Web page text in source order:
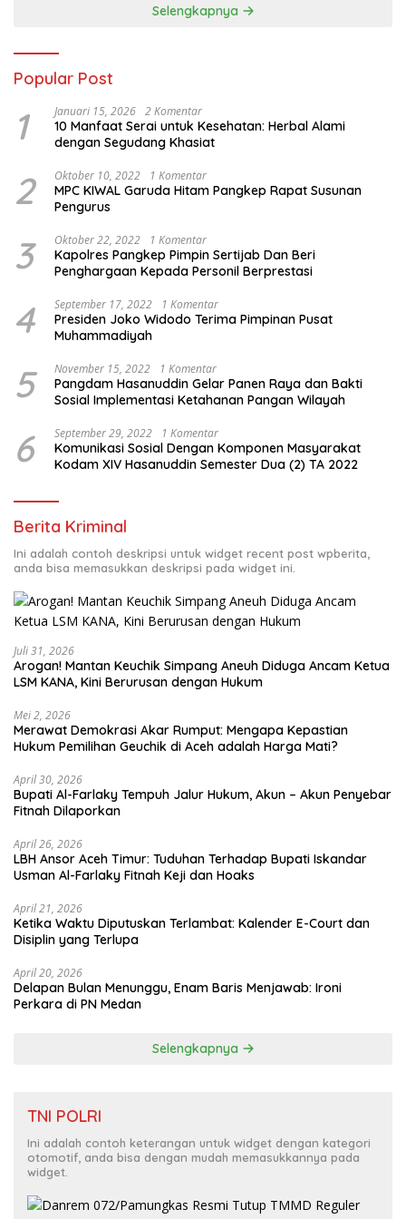
Selengkapnya
Popular Post
1 Januari 15, 2026 2 Komentar
10 Manfaat Serai untuk Kesehatan: Herbal Alami
dengan Segudang Khasiat
2 Oktober 10, 2022 1 Komentar
MPC KIWAL Garuda Hitam Pangkep Rapat Susunan
Pengurus
3 Oktober 22, 2022 1 Komentar
Kapolres Pangkep Pimpin Sertijab Dan Beri
Penghargaan Kepada Personil Berprestasi
4 September 17, 2022 1 Komentar
Presiden Joko Widodo Terima Pimpinan Pusat
Muhammadiyah
5 November 15, 2022 1 Komentar
Pangdam Hasanuddin Gelar Panen Raya dan Bakti
Sosial Implementasi Ketahanan Pangan Wilayah
6 September 29, 2022 1 Komentar
Komunikasi Sosial Dengan Komponen Masyarakat
Kodam XIV Hasanuddin Semester Dua (2) TA 2022
Berita Kriminal
Ini adalah contoh deskripsi untuk widget recent post wpberita,
anda bisa memasukkan deskripsi pada widget ini.
Juli 31, 2026
Arogan! Mantan Keuchik Simpang Aneuh Diduga Ancam Ketua
LSM KANA, Kini Berurusan dengan Hukum
Mei 2, 2026
Merawat Demokrasi Akar Rumput: Mengapa Kepastian
April 30, 2026
Bupati Al-Farlaky Tempuh Jalur Hukum, Akun – Akun Penyebar
Fitnah Dilaporkan
April 26, 2026
LBH Ansor Aceh Timur: Tuduhan Terhadap Bupati Iskandar
Usman Al-Farlaky Fitnah Keji dan Hoaks
April 21, 2026
Ketika Waktu Diputuskan Terlambat: Kalender E-Court dan
Disiplin yang Terlupa
April 20, 2026
Delapan Bulan Menunggu, Enam Baris Menjawab: Ironi
Perkara di PN Medan
Selengkapnya
TNI POLRI
Ini adalah contoh keterangan untuk widget dengan kategori
otomotif, anda bisa dengan mudah memasukkannya pada
widget.